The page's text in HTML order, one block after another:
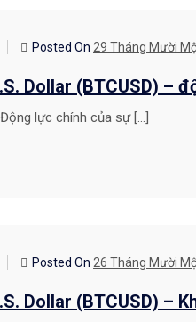
Posted On 29 Tháng Mười
Dollar (BTCUSD) –
lực chính của sự […]
Posted On 26 Tháng Mười
Dollar (BTCUSD) –